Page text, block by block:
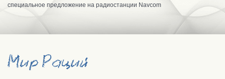
специальное предложение на радиостанции Navcom